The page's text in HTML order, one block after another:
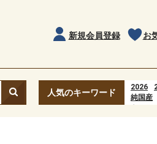
新規会員登録 お
人気のキーワード
2026
純国産